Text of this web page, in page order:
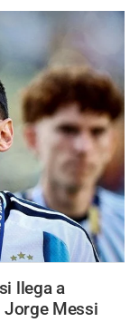
llega a
Jorge Messi